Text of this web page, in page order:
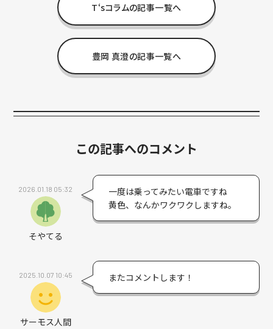
T‘sコラムの記事一覧へ
豊岡 真澄の記事一覧へ
この記事へのコメント
2026.01.18 05:32
そやてる
一度は乗ってみたい電車ですね
黄色、なんかワクワクしますね。
2025.10.07 10:45
サーモス人間
またコメントします！